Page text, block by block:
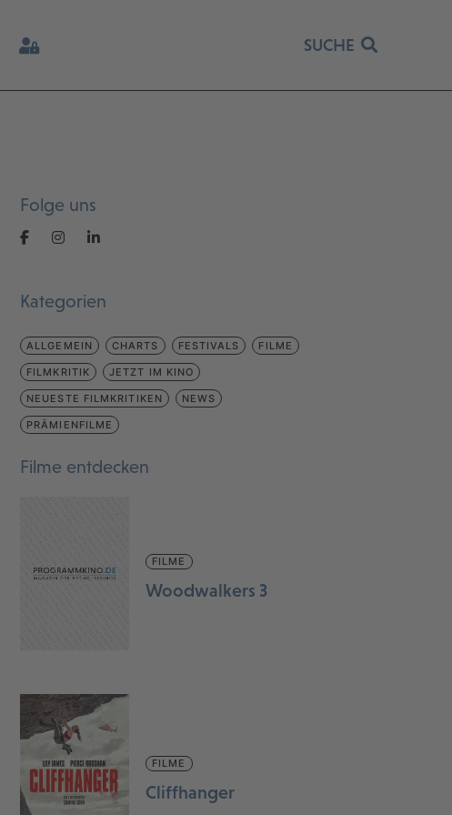
SUCHE
Folge uns
Kategorien
ALLGEMEIN CHARTS FESTIVALS FILME
FILMKRITIK JETZT IM KINO
NEUESTE FILMKRITIKEN NEWS
PRÄMIENFILME
Filme entdecken
FILME
Woodwalkers 3
FILME
Cliffhanger